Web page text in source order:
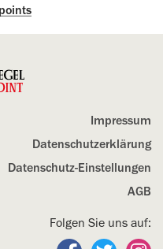
Impressum
Datenschutz­erklärung
Datenschutz-Einstellungen
AGB
Folgen Sie uns auf: